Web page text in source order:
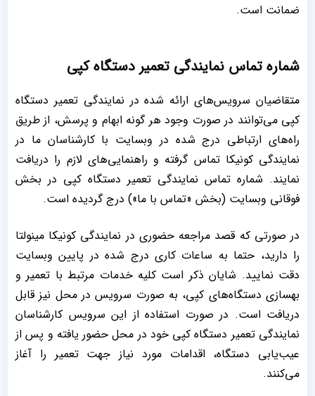
ضمانت است.
شماره تماس نمایندگی تعمیر دستگاه کپی
متقاضیان سرویس‌های ارائه شده در نمایندگی تعمیر دستگاه
کپی می‌توانند در صورت وجود هر گونه ابهام و پرسش، از طریق
راه‌های ارتباطی درج شده در وبسایت با کارشناسان ما در
نمایندگی کونیکا تماس گرفته و راهنمایی‌های لازم را دریافت
نمایند. شماره تماس نمایندگی تعمیر دستگاه کپی در بخش
فوقانی وبسایت (بخش «تماس با ما») درج گردیده است.
در صورتی که قصد مراجعه حضوری در نمایندگی کونیکا مینولتا
را دارید، حتما به ساعات کاری درج شده در پایین وبسایت
دقت نمایید. شایان ذکر است کلیه خدمات مرتبط با تعمیر و
بهسازی دستگاه‌های کپی، به صورت سرویس در محل نیز قابل
دریافت است. در صورت استفاده از این سرویس کارشناسان
نمایندگی تعمیر دستگاه کپی خود در محل حضور یافته و پس از
عیب‌یابی دستگاه، اقدامات مورد نیاز جهت تعمیر را آغاز
می‌کنند.